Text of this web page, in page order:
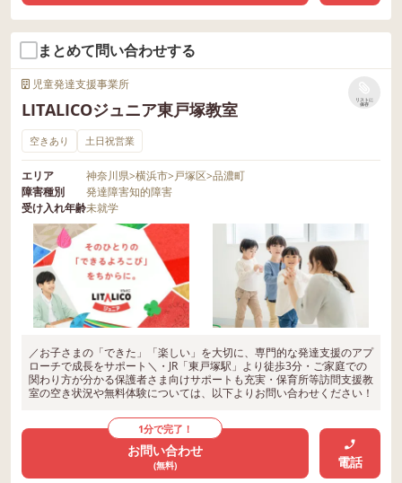
まとめて問い合わせする
児童発達支援事業所
LITALICOジュニア東戸塚教室
リストに
保存
空きあり 土日祝営業
エリア 神奈川県>横浜市>戸塚区>品濃町
障害種別
発達障害知的障害
受け入れ年齢未就学
／お子さまの「できた」「楽しい」を大切に、専門的な発達支援のアプ
ローチで成長をサポート＼・JR「東戸塚駅」より徒歩3分・ご家庭での
関わり方が分かる保護者さま向けサポートも充実・保育所等訪問支援教
室の空き状況や無料体験については、以下よりお問い合わせください！
1分で完了！
お問い合わせ
(無料) 電話